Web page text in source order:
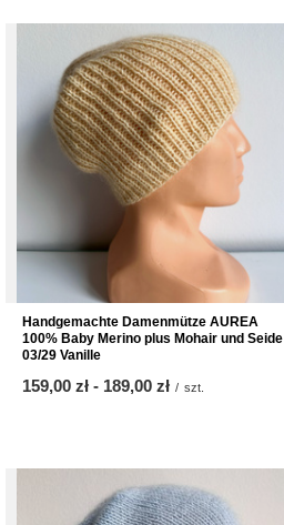
Handgemachte Damenmütze AUREA
100% Baby Merino plus Mohair und Seide
03/29 Vanille
ab
159,00 zł - bis
189,00 zł / szt.